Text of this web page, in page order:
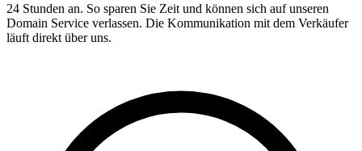
24 Stunden an. So sparen Sie Zeit und können sich auf unseren
Domain Service verlassen. Die Kommunikation mit dem Verkäufer
läuft direkt über uns.